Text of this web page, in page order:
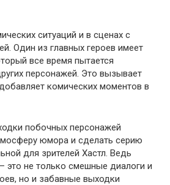
ситуаций и в сценах с
Один из главных героев имеет
все время пытается
персонажей. Это вызывает
комических моментов в
побочных персонажей
юмора и сделать серию
для зрителей Хастл. Ведь
это не только смешные диалоги и
но и забавные выходки